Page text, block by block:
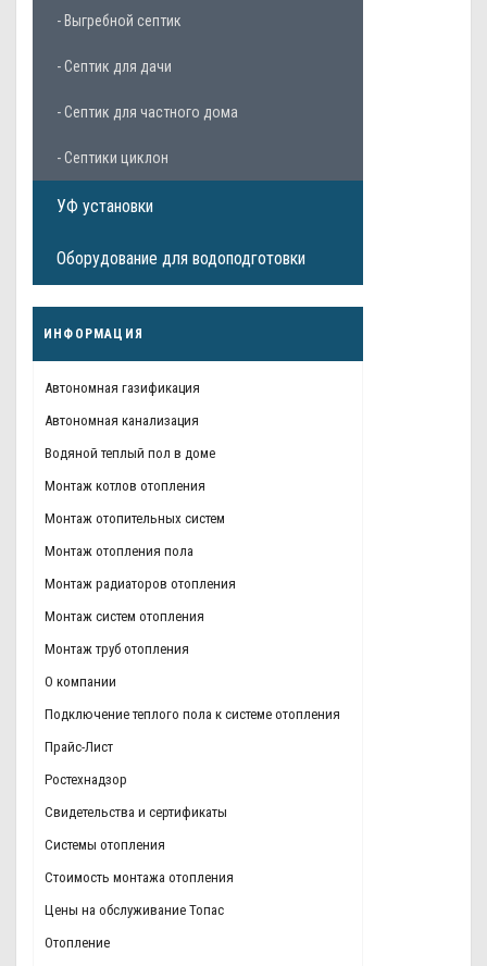
- Выгребной септик
- Септик для дачи
- Септик для частного дома
- Септики циклон
УФ установки
Оборудование для водоподготовки
ИНФОРМАЦИЯ
Автономная газификация
Автономная канализация
Водяной теплый пол в доме
Монтаж котлов отопления
Монтаж отопительных систем
Монтаж отопления пола
Монтаж радиаторов отопления
Монтаж систем отопления
Монтаж труб отопления
О компании
Подключение теплого пола к системе отопления
Прайс-Лист
Ростехнадзор
Свидетельства и сертификаты
Системы отопления
Стоимость монтажа отопления
Цены на обслуживание Топас
Отопление